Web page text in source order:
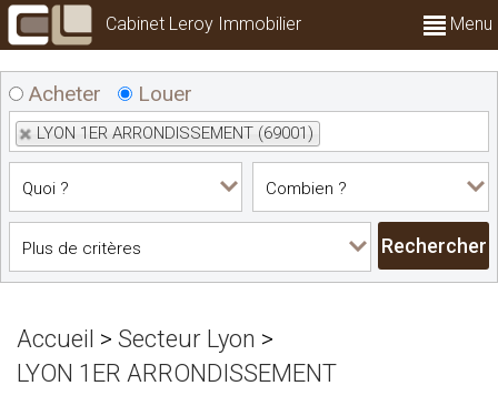
Cabinet Leroy Immobilier Menu
Acheter Louer
LYON 1ER ARRONDISSEMENT (69001)
Accueil > Secteur Lyon >
LYON 1ER ARRONDISSEMENT